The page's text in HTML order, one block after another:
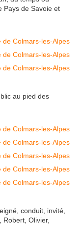
Pays de Savoie et
au pied des
conduit, invité,
Robert, Olivier,